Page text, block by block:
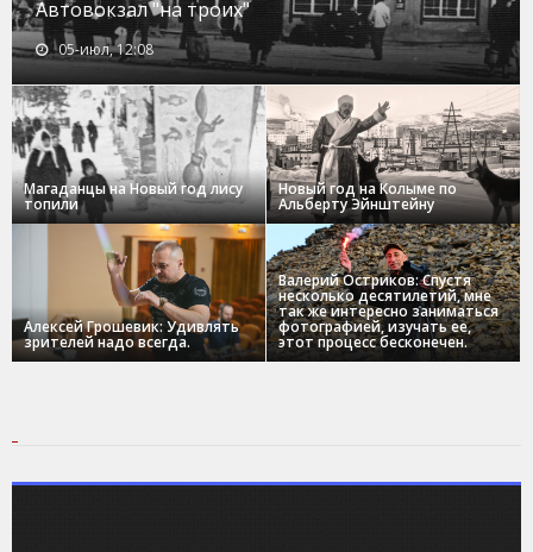
Автовокзал "на троих"
05-июл, 12:08
Магаданцы на Новый год лису
топили
Новый год на Колыме по
Альберту Эйнштейну
Алексей Грошевик: Удивлять
зрителей надо всегда.
Валерий Остриков: Спустя
несколько десятилетий, мне
так же интересно заниматься
фотографией, изучать ее,
этот процесс бесконечен.